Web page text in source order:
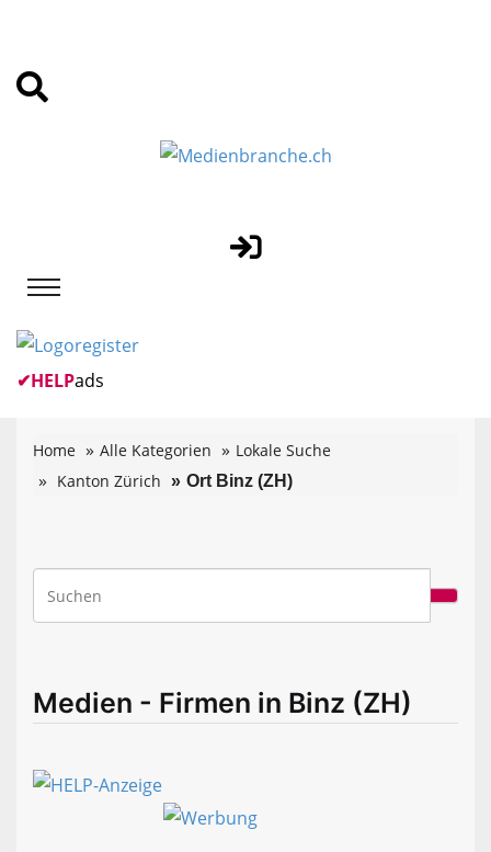
✔HELPads
Home Alle Kategorien
Lokale Suche
Kanton Zürich
Ort Binz (ZH)
Medien - Firmen in Binz (ZH)